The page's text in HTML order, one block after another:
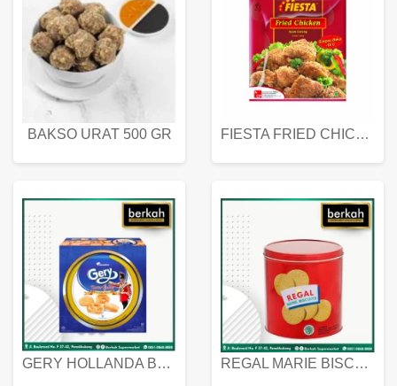
BAKSO URAT 500 GR FIESTA FRIED CHICKEN 500 GR
GERY HOLLANDA BUTTER COOKIES 450 GRAM REGAL MARIE BISCUIT KALENG 550 GRAM